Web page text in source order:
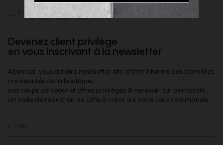
-NOUS
Devenez client privilège
en vous inscrivant à la newsletter
Abonnez-vous à notre newsletter afin d'être informé des dernières
nouveautés de la boutique,
nos coups de coeur et offres privilèges & recevoir, sur demande,
un code de reduction de 10% à valoir sur votre 1ere commande.